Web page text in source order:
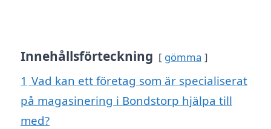
Innehållsförteckning gömma
1 Vad kan ett företag som är specialiserat
på magasinering i Bondstorp hjälpa till
med?